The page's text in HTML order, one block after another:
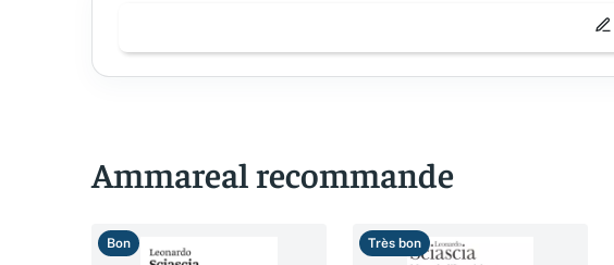
Ammareal recommande
Bon Très bon